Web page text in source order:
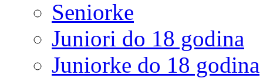
Seniorke
Juniori do 18 godina
Juniorke do 18 godina